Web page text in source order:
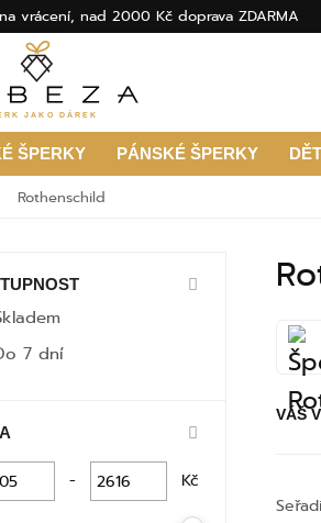
vrácení, nad 2000 Kč doprava ZDARMA
JAKO DÁREK
ŠPERKY PÁNSKÉ ŠPERKY
Rothenschild
7 dní
- Kč
VÁŠ